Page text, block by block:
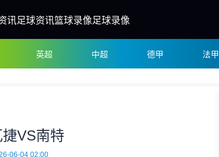
讯足球资讯篮球录像足球录像
英超 中超 德甲 法甲
VS南特
06-04 02:00